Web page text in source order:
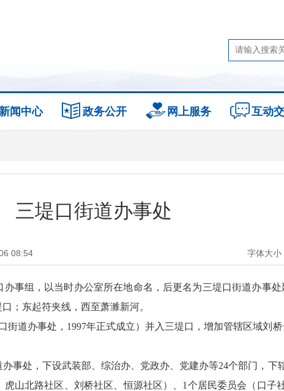
闻中心 政务公开 网上服务 互动
三堤口街道办事处
08:54 字体大小
事组，以当时办公室所在地命名，后更名为三堤口街道办事
；东起符夹线，西至萧濉新河。
街道办事处，1997年正式成立）并入三堤口，增加管辖区域刘
事处，下设武装部、综治办、党政办、党建办等24个部门，下
山北路社区、刘桥社区、恒源社区）、1个居民委员会（口子